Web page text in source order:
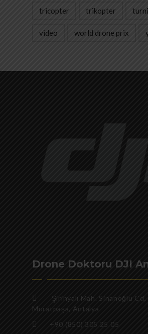
tricopter trikopter
video world drone prix
Drone Doktoru DJI
Şirinyalı Mah. Sinanoğlu
Muratpaşa, Antalya
+90 (850) 305 25 05